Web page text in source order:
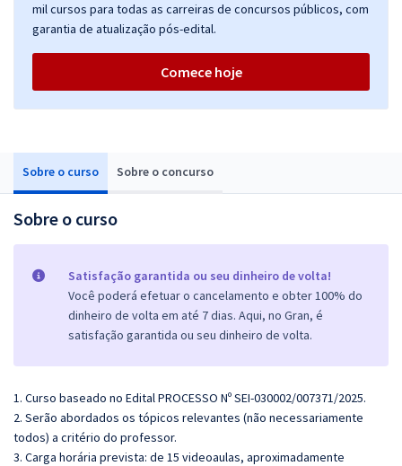
Sobre o curso Sobre o concurso
Sobre o curso
Satisfação garantida ou seu dinheiro de volta!
Você poderá efetuar o cancelamento e obter 100% do
dinheiro de volta em até 7 dias. Aqui, no Gran, é
satisfação garantida ou seu dinheiro de volta.
1. Curso baseado no Edital PROCESSO Nº SEI-030002/007371/2025.
2. Serão abordados os tópicos relevantes (não necessariamente
todos) a critério do professor.
3. Carga horária prevista: de 15 videoaulas, aproximadamente
mil cursos para todas as carreiras de concursos públicos, com
garantia de atualização pós-edital.
Comece hoje